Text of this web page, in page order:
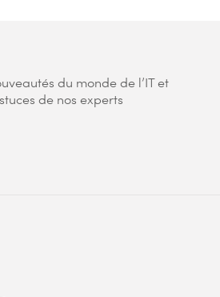
du monde de l’IT et
de nos experts